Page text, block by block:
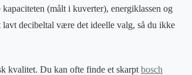
(målt i kuverter), energiklassen og
decibeltal være det ideelle valg, så du ikke
kvalitet. Du kan ofte finde et skarpt bosch